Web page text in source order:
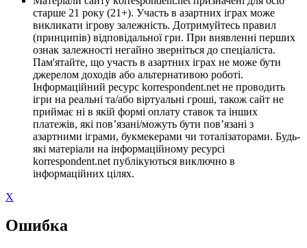
старше 21 року (21+). Участь в азартних іграх може
викликати ігрову залежність. Дотримуйтесь правил
(принципів) відповідальної гри. При виявленні перших
ознак залежності негайно зверніться до спеціаліста.
Пам'ятайте, що участь в азартних іграх не може бути
джерелом доходів або альтернативою роботі.
Інформаційний ресурс korrespondent.net не проводить
ігри на реальні та/або віртуальні гроші, також сайт не
приймає ні в якій формі оплату ставок та інших
платежів, які пов’язані/можуть бути пов’язані з
азартними іграми, букмекерами чи тоталізаторами. Будь-
які матеріали на інформаційному ресурсі
korrespondent.net публікуються виключно в
інформаційних цілях.
X
Ошибка